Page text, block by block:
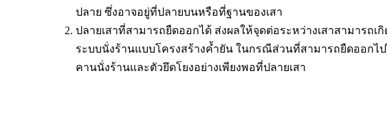
ปลาย ซึ่งอาจอยู่ที่ปลายบนหรือที่ฐานของเสา
ปลายเสาที่สามารถยืดออกได้ ส่งผลให้จุดต่อระหว่างเสาสามารถ
ระบบนั่งร้านแบบโครงสร้างค้ำยัน ในกรณีส่วนที่สามารถยืดออกไป
คานนั่งร้านและตัวยึดโยงอย่างเพียงพอที่ปลายเสา